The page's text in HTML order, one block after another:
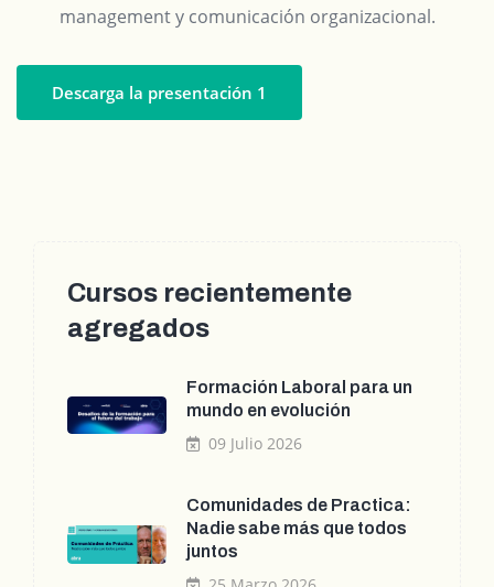
management y comunicación organizacional.
Descarga la presentación 1
Cursos recientemente
agregados
Formación Laboral para un
mundo en evolución
09 Julio 2026
Comunidades de Practica:
Nadie sabe más que todos
juntos